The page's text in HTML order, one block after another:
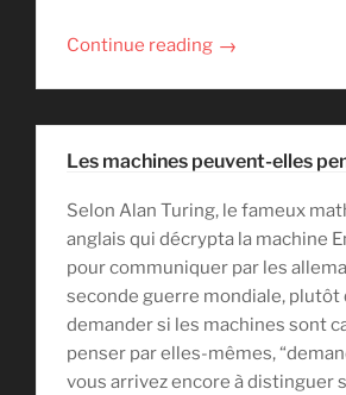
Continue reading →
Les machines peuvent-elles
Selon Alan Turing, le fameux
anglais qui décrypta la machine
pour communiquer par les
seconde guerre mondiale, plutôt
demander si les machines sont
penser par elles-mêmes,
vous arrivez encore à distinguer